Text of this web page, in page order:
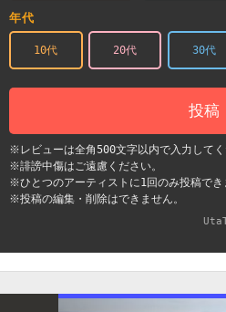
年代
10代 20代 30代
投稿
※レビューは全角500文字以内で入力してく
※誹謗中傷はご遠慮ください。
※ひとつのアーティストに1回のみ投稿でき
※投稿の編集・削除はできません。